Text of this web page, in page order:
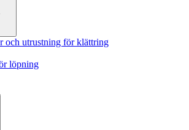
och utrustning för klättring
löpning